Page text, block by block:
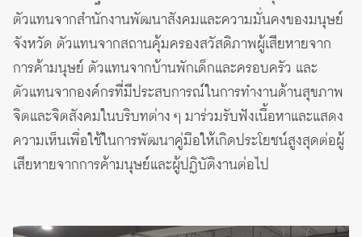
ตัวแทนจากสำนักงานพัฒนาสังคมและความมั่นคงของมนุษย์
จังหวัด ตัวแทนจากสถานคุ้มครองสวัสดิภาพผู้เสียหายจาก
การค้ามนุษย์ ตัวแทนจากบ้านพักเด็กและครอบครัว และ
ตัวแทนจากองค์กรที่มีประสบการณ์ในการทำงานด้านสุขภาพ
จิตและจิตสังคมในบริบทต่าง ๆ มาร่วมรับฟังเนื้อหาและแสดง
ความเห็นเพื่อใช้ในการพัฒนาคู่มือให้เกิดประโยชน์สูงสุดต่อผู้
เสียหายจากการค้ามนุษย์และผู้ปฏิบัติงานต่อไป